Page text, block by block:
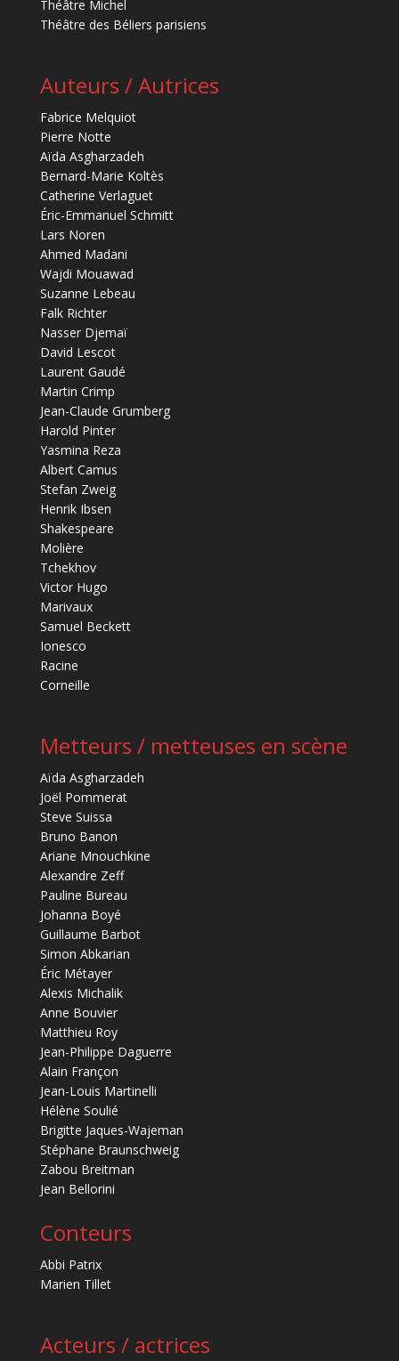
Théâtre Michel
Théâtre des Béliers parisiens
Auteurs / Autrices
Fabrice Melquiot
Pierre Notte
Aïda Asgharzadeh
Bernard-Marie Koltès
Catherine Verlaguet
Éric-Emmanuel Schmitt
Lars Noren
Ahmed Madani
Wajdi Mouawad
Suzanne Lebeau
Falk Richter
Nasser Djemaï
David Lescot
Laurent Gaudé
Martin Crimp
Jean-Claude Grumberg
Harold Pinter
Yasmina Reza
Albert Camus
Stefan Zweig
Henrik Ibsen
Shakespeare
Molière
Tchekhov
Victor Hugo
Marivaux
Samuel Beckett
Ionesco
Racine
Corneille
Metteurs / metteuses en scène
Aïda Asgharzadeh
Joël Pommerat
Steve Suissa
Bruno Banon
Ariane Mnouchkine
Alexandre Zeff
Pauline Bureau
Johanna Boyé
Guillaume Barbot
Simon Abkarian
Éric Métayer
Alexis Michalik
Anne Bouvier
Matthieu Roy
Jean-Philippe Daguerre
Alain Françon
Jean-Louis Martinelli
Hélène Soulié
Brigitte Jaques-Wajeman
Stéphane Braunschweig
Zabou Breitman
Jean Bellorini
Conteurs
Abbi Patrix
Marien Tillet
Acteurs / actrices